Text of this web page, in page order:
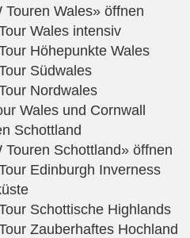
Touren Wales» öffnen
Wales intensiv
Höhepunkte Wales
Südwales
Nordwales
Wales und Cornwall
Schottland
Touren Schottland» öffnen
Edinburgh Inverness
Schottische Highlands
Zauberhaftes Hochland